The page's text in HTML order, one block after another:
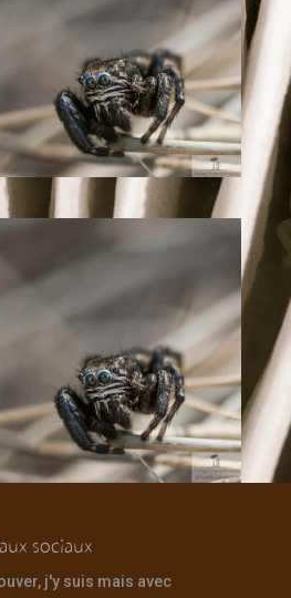
sociaux
j'y suis mais avec